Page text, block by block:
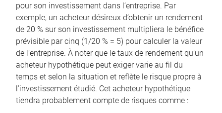
pour son investissement dans l’entreprise. Par
exemple, un acheteur désireux d’obtenir un rendement
de 20 % sur son investissement multipliera le bénéfice
prévisible par cinq (1/20 % = 5) pour calculer la valeur
de l’entreprise. À noter que le taux de rendement qu’un
acheteur hypothétique peut exiger varie au fil du
temps et selon la situation et reflète le risque propre à
l’investissement étudié. Cet acheteur hypothétique
tiendra probablement compte de risques comme :